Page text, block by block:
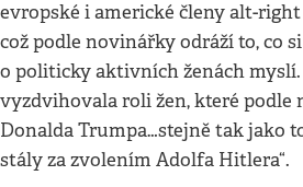
evropské i americké členy alt-
což podle novinářky odráží to, co
o politicky aktivních ženách
vyzdvihovala roli žen, které podle
Donalda Trumpa…stejně tak jako
stály za zvolením Adolfa Hitlera“.